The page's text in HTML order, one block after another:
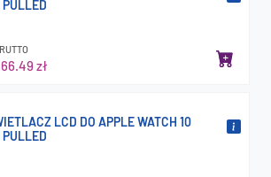
zł
LCD DO APPLE WATCH 10